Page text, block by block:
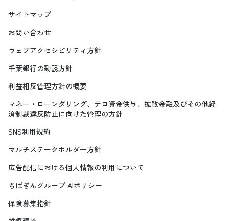
サイトマップ
お問い合わせ
ウェブアクセシビリティ方針
千葉銀行の勧誘方針
利益相反管理方針の概要
マネー・ローンダリング、テロ資金供与、拡散金融及びその他経
済制裁違反防止に向けた管理の方針
SNS利用規約
マルチステークホルダー方針
広告配信における個人情報の利用について
ちばぎんグループ AIポリシー
保険募集指針